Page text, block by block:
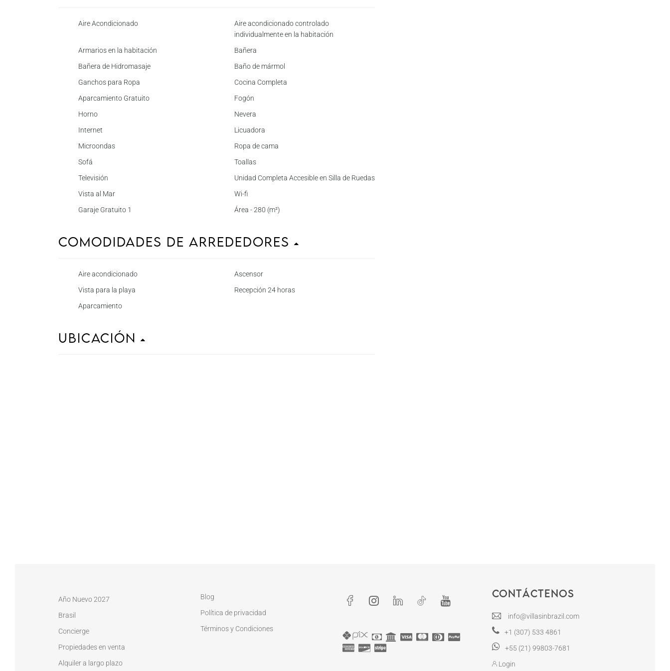
Aire Acondicionado
Aire acondicionado controlado
individualmente en la habitación
Armarios en la habitación
Bañera
Bañera de Hidromasaje
Baño de mármol
Ganchos para Ropa
Cocina Completa
Aparcamiento Gratuito
Fogón
Horno
Nevera
Internet
Licuadora
Microondas
Ropa de cama
Sofá
Toallas
Televisión
Unidad Completa Accesible en Silla de Ruedas
Vista al Mar
Wi-fi
Garaje Gratuito 1
Área - 280 (m²)
Comodidades de Arrededores
Aire acondicionado
Ascensor
Vista para la playa
Recepción 24 horas
Aparcamiento
Ubicación
Año Nuevo 2027
Brasil
Concierge
Propiedades en venta
Alquiler a largo plazo
Blog
Política de privacidad
Términos y Condiciones
Contáctenos
info@villasinbrazil.com
+1 (307) 533 4861
+55 (21) 99803-7681
Login